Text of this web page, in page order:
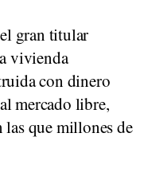
gran titular
vivienda
con dinero
mercado libre,
las que millones de